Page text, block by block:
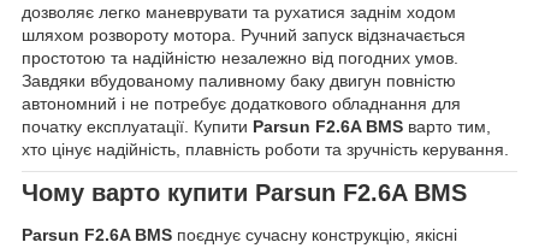
дозволяє легко маневрувати та рухатися заднім ходом
шляхом розвороту мотора. Ручний запуск відзначається
простотою та надійністю незалежно від погодних умов.
Завдяки вбудованому паливному баку двигун повністю
автономний і не потребує додаткового обладнання для
початку експлуатації. Купити Parsun F2.6A BMS варто тим,
хто цінує надійність, плавність роботи та зручність керування.
Чому варто купити Parsun F2.6A BMS
Parsun F2.6A BMS поєднує сучасну конструкцію, якісні